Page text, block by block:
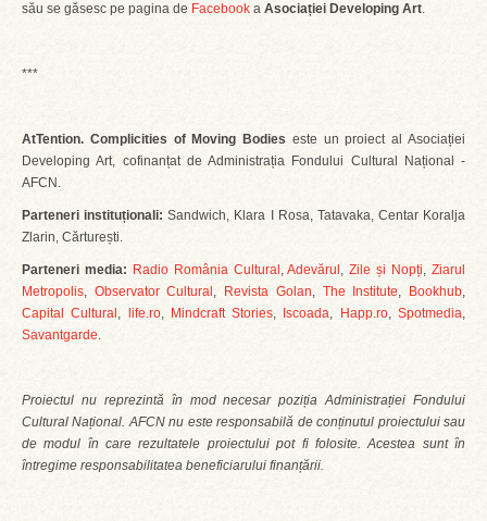
său se găsesc pe pagina de Facebook a Asociației Developing Art.
***
AtTention. Complicities of Moving Bodies este un proiect al Asociației
Developing Art, cofinanțat de Administrația Fondului Cultural Național -
AFCN.
Parteneri instituționali:Sandwich, Klara I Rosa, Tatavaka, Centar Koralja
Zlarin, Cărturești.
Parteneri media: Radio România Cultural , Adevărul , Zile și Nopți, Ziarul
Metropolis, Observator Cultural , Revista Golan, The Institute, Bookhub,
Capital Cultural , life.ro, Mindcraft Stories, Iscoada, Happ.ro, Spotmedia,
Savantgarde.
Proiectul nu reprezintă în mod necesar poziția Administrației Fondului
Cultural Național. AFCN nu este responsabilă de conținutul proiectului sau
de modul în care rezultatele proiectului pot fi folosite. Acestea sunt în
întregime responsabilitatea beneficiarului finanțării.